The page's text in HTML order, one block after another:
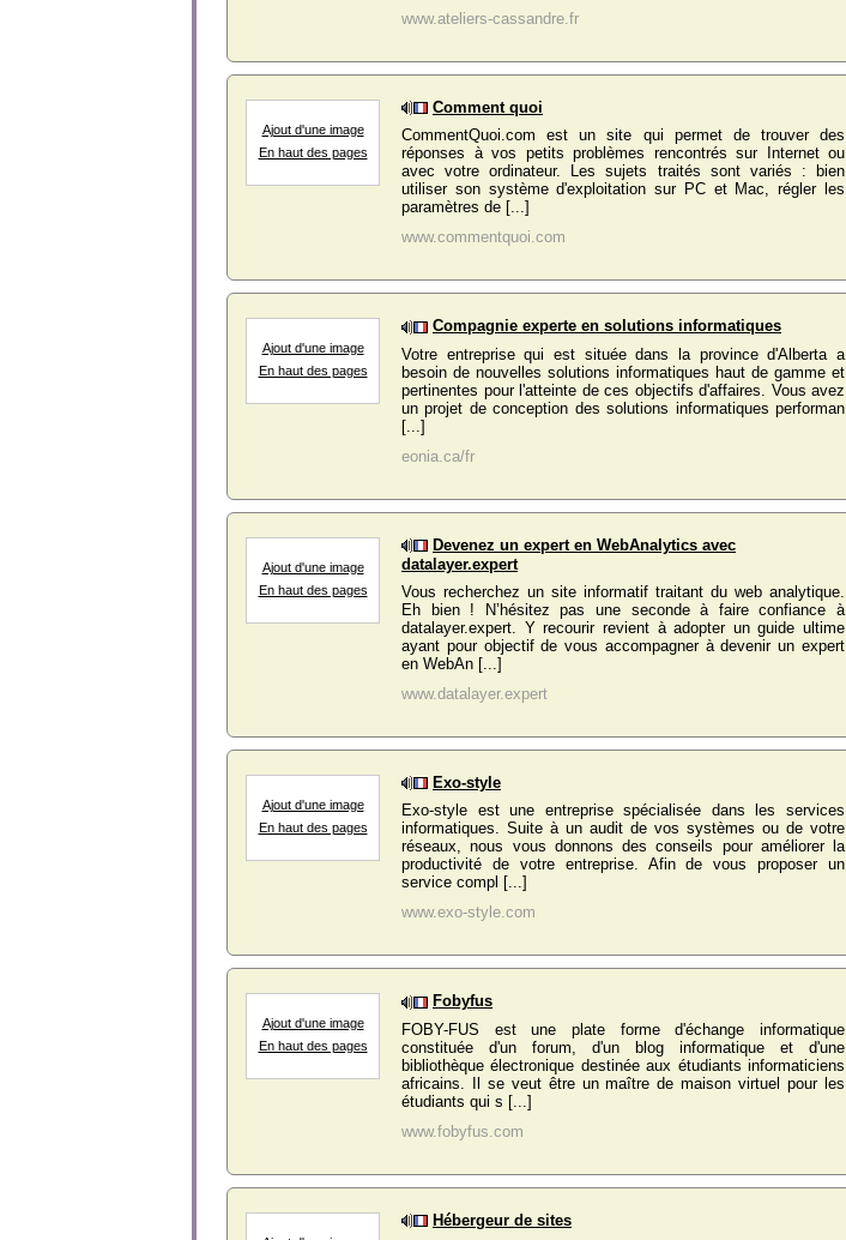
www.ateliers-cassandre.fr
Ajout d'une image
En haut des pages
Comment quoi
CommentQuoi.com est un site qui permet de trouver des
réponses à vos petits problèmes rencontrés sur Internet ou
avec votre ordinateur. Les sujets traités sont variés : bien
utiliser son système d'exploitation sur PC et Mac, régler les
paramètres de [...]
www.commentquoi.com
Ajout d'une image
En haut des pages
Compagnie experte en solutions informatiques
Votre entreprise qui est située dans la province d'Alberta a
besoin de nouvelles solutions informatiques haut de gamme et
pertinentes pour l'atteinte de ces objectifs d'affaires. Vous avez
un projet de conception des solutions informatiques performan
[...]
eonia.ca/fr
Ajout d'une image
En haut des pages
Devenez un expert en WebAnalytics avec
datalayer.expert
Vous recherchez un site informatif traitant du web analytique.
Eh bien ! N’hésitez pas une seconde à faire confiance à
datalayer.expert. Y recourir revient à adopter un guide ultime
ayant pour objectif de vous accompagner à devenir un expert
en WebAn [...]
www.datalayer.expert
Ajout d'une image
En haut des pages
Exo-style
Exo-style est une entreprise spécialisée dans les services
informatiques. Suite à un audit de vos systèmes ou de votre
réseaux, nous vous donnons des conseils pour améliorer la
productivité de votre entreprise. Afin de vous proposer un
service compl [...]
www.exo-style.com
Ajout d'une image
En haut des pages
Fobyfus
FOBY-FUS est une plate forme d'échange informatique
constituée d'un forum, d'un blog informatique et d'une
bibliothèque électronique destinée aux étudiants informaticiens
africains. Il se veut être un maître de maison virtuel pour les
étudiants qui s [...]
www.fobyfus.com
Hébergeur de sites